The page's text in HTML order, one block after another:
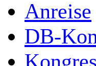
Anreise
DB-